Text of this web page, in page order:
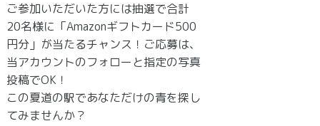
ご参加いただいた方には抽選で合計
20名様に「Amazonギフトカード500
円分」が当たるチャンス！ご応募は、
当アカウントのフォローと指定の写真
投稿でOK！
この夏道の駅であなただけの青を探し
てみませんか？